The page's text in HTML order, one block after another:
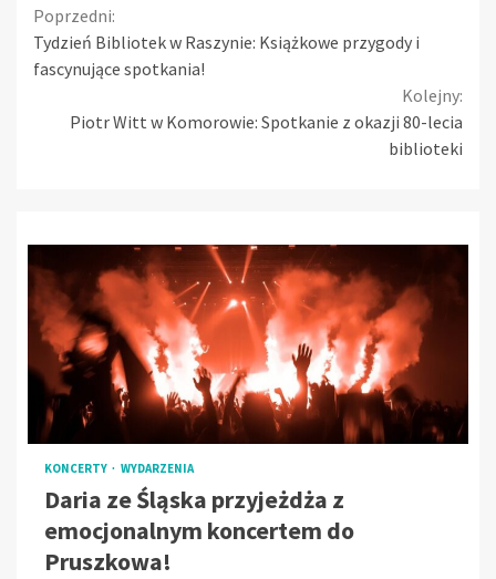
Continue
Reading
Poprzedni:
Tydzień Bibliotek w Raszynie: Książkowe przygody i
fascynujące spotkania!
Kolejny:
Piotr Witt w Komorowie: Spotkanie z okazji 80-lecia
biblioteki
KONCERTY WYDARZENIA
Daria ze Śląska przyjeżdża z
emocjonalnym koncertem do
Pruszkowa!